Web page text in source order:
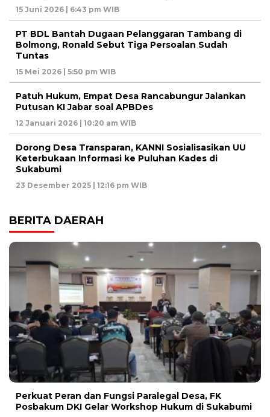
15 Juni 2026 | 6:43 pm WIB
PT BDL Bantah Dugaan Pelanggaran Tambang di
Bolmong, Ronald Sebut Tiga Persoalan Sudah
Tuntas
15 Mei 2026 | 5:50 pm WIB
Patuh Hukum, Empat Desa Rancabungur Jalankan
Putusan KI Jabar soal APBDes
12 Januari 2026 | 10:20 am WIB
Dorong Desa Transparan, KANNI Sosialisasikan UU
Keterbukaan Informasi ke Puluhan Kades di
Sukabumi
23 Desember 2025 | 12:16 pm WIB
BERITA DAERAH
Perkuat Peran dan Fungsi Paralegal Desa, FK
Posbakum DKI Gelar Workshop Hukum di Sukabumi